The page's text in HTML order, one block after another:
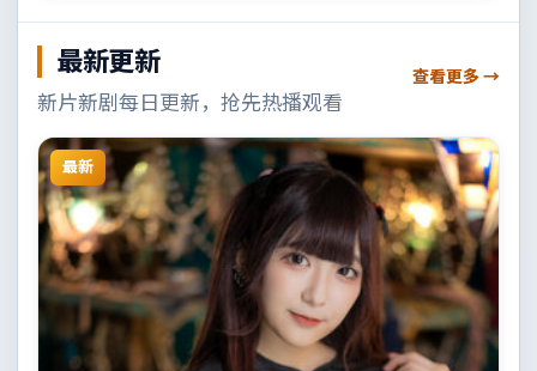
最新更新
新片新剧每日更新，抢先热播观看
查看更多 →
最新